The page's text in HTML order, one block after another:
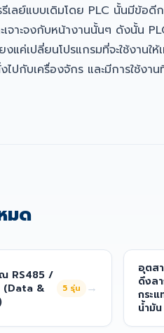
เลย์แบบเดิมโดย PLC นั้นมีข้อดี
เจาะจงกับหน้างานนั้นๆ ดังนั้น
ค่เปลี่ยนโปรแกรมที่จะใช้งานให้
กับเครื่องจักร และมีการใช้งาน
มด
RS485 /
(Data &
5 รุ่น →
อุตส
ดึงล
กระ
น้ำมั